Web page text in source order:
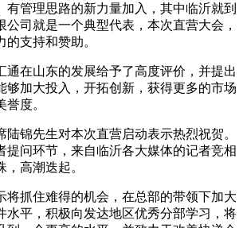
有管理思路的新力量加入，其中临沂就到
公司就是一个典型代表，本次直营大会，
支持和赞助。
通在山东的发展给予了高度评价，并提出
够加大投入，开拓创新，获得更多的市场
度。
陆锦先生对本次直营启动表示热烈祝贺。
提问环节，来自临沂各大媒体的记者竞相
高潮迭起。
将抓住难得的机会，在总部的带领下加大
水平，积极向发达地区优秀分部学习，将